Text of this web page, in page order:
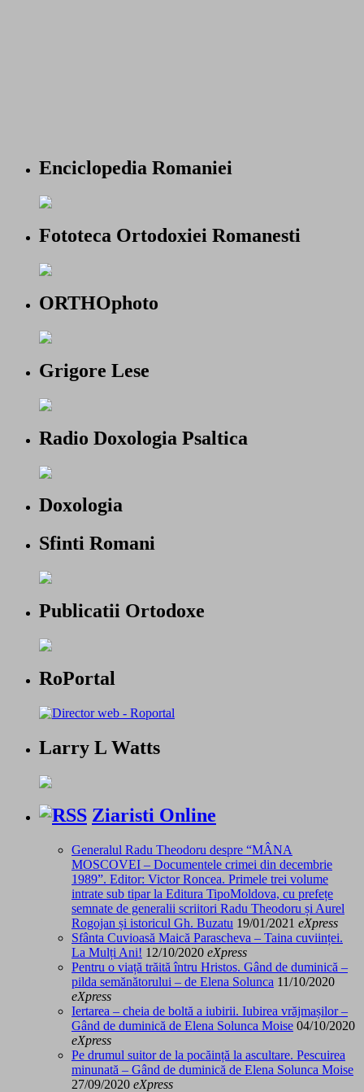
Enciclopedia Romaniei
Fototeca Ortodoxiei Romanesti
ORTHOphoto
Grigore Lese
Radio Doxologia Psaltica
Doxologia
Sfinti Romani
Publicatii Ortodoxe
RoPortal
Larry L Watts
Ziaristi Online
Generalul Radu Theodoru despre “MÂNA
MOSCOVEI – Documentele crimei din decembrie
1989”. Editor: Victor Roncea. Primele trei volume
intrate sub tipar la Editura TipoMoldova, cu prefețe
semnate de generalii scriitori Radu Theodoru și Aurel
Rogojan și istoricul Gh. Buzatu 19/01/2021 eXpress
Sfânta Cuvioasă Maică Parascheva – Taina cuviinței.
La Mulți Ani! 12/10/2020 eXpress
Pentru o viață trăită întru Hristos. Gând de duminică –
pilda semănătorului – de Elena Solunca 11/10/2020
eXpress
Iertarea – cheia de boltă a iubirii. Iubirea vrăjmașilor –
Gând de duminică de Elena Solunca Moise 04/10/2020
eXpress
Pe drumul suitor de la pocăință la ascultare. Pescuirea
minunată – Gând de duminică de Elena Solunca Moise
27/09/2020 eXpress